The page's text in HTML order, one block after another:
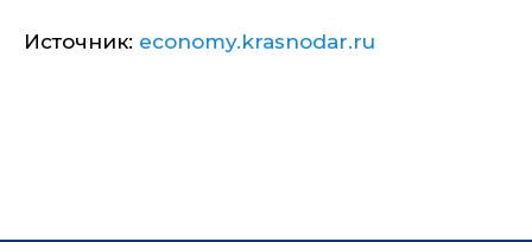
Источник: economy.krasnodar.ru